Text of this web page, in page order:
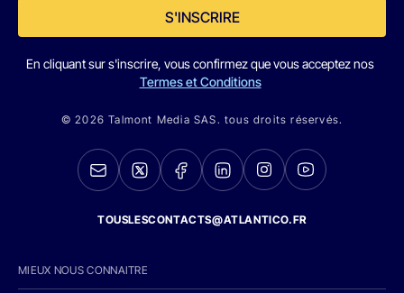
S'INSCRIRE
En cliquant sur s'inscrire, vous confirmez que vous acceptez nos
Termes et Conditions
© 2026 Talmont Media SAS. tous droits réservés.
TOUSLESCONTACTS@ATLANTICO.FR
MIEUX NOUS CONNAITRE